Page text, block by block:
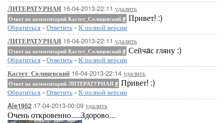
ЛИТЕРАТУРНАЯ 16-04-2013-22:11 удалить
Ответ на комментарий Кастет_Солнцевский # Привет! :)
Обратиться - Ответить - К полной версии
ЛИТЕРАТУРНАЯ 16-04-2013-22:11 удалить
Ответ на комментарий Кастет_Солнцевский # Сейчaс гляну :)
Обратиться - Ответить - К полной версии
Кастет_Солнцевский 16-04-2013-22:14 удалить
Ответ на комментарий ЛИТЕРАТУРНАЯ # Привет! :)
Обратиться - Ответить - К полной версии
Ale1952 17-04-2013-00:09 удалить
Очень откровенно.....Здорово...